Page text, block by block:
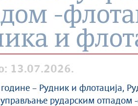
-
и
13.07.2026.
– Рудник и флотација,
рударским отпадом